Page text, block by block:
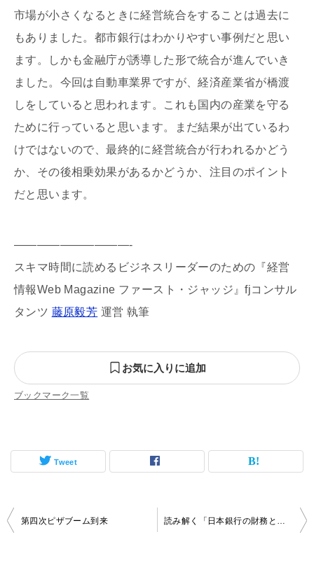
市場が小さくなるときに経営統合をすることは過去に
もありました。都市銀行はわかりやすい事例だと思い
ます。しかも金融庁が誘導した形で統合が進んでいき
ました。今回は自動車業界ですが、経済産業省が橋渡
しをしていると思われます。これも国内の産業を守る
ために行っていると思います。まだ結果が出ているわ
けではないので、最終的に経営統合が行われるかどう
か、その後相乗効果があるかどうか、注目のポイント
だと思います。
——————————-
スキマ時間に読めるビジネスリーダーのための『経営
情報Web Magazine ファースト・ジャッジ』fjコンサル
タンツ 藤原毅芳 運営 執筆
お気に入りに追加
ブックマーク一覧
Tweet
投
第四次ピザブーム到来